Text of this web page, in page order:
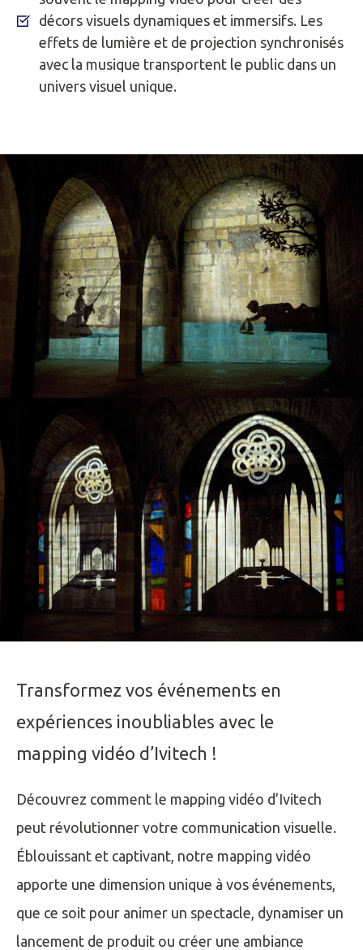
décors visuels dynamiques et immersifs. Les
effets de lumière et de projection synchronisés
avec la musique transportent le public dans un
univers visuel unique.
Transformez vos événements en
expériences inoubliables avec le
mapping vidéo d’Ivitech !
Découvrez comment le mapping vidéo d’Ivitech
peut révolutionner votre communication visuelle.
Éblouissant et captivant, notre mapping vidéo
apporte une dimension unique à vos événements,
que ce soit pour animer un spectacle, dynamiser un
lancement de produit ou créer une ambiance